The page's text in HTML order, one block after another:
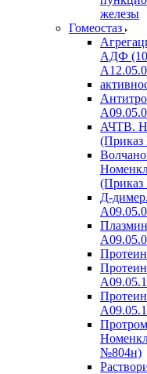
железы
Гомеостаз
АДФ (10
АЧТВ.
Д-
№804н)